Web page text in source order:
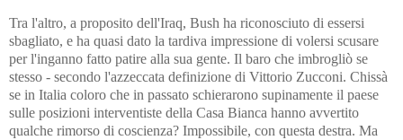
Tra l'altro, a proposito dell'Iraq, Bush ha riconosciuto di essersi
sbagliato, e ha quasi dato la tardiva impressione di volersi scusare
per l'inganno fatto patire alla sua gente. Il baro che imbrogliò se
stesso - secondo l'azzeccata definizione di Vittorio Zucconi. Chissà
se in Italia coloro che in passato schierarono supinamente il paese
sulle posizioni interventiste della Casa Bianca hanno avvertito
qualche rimorso di coscienza? Impossibile, con questa destra. Ma